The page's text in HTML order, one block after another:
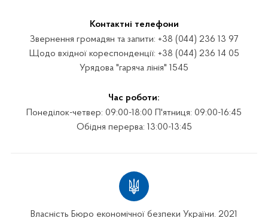
Контактні телефони
Звернення громадян та запити: +38 (044) 236 13 97
Щодо вхідної кореспонденції: +38 (044) 236 14 05
Урядова "гаряча лінія" 1545
Час роботи:
Понеділок-четвер: 09:00-18:00 П'ятниця: 09:00-16:45
Обідня перерва: 13:00-13:45
Власність Бюро економічної безпеки України. 2021